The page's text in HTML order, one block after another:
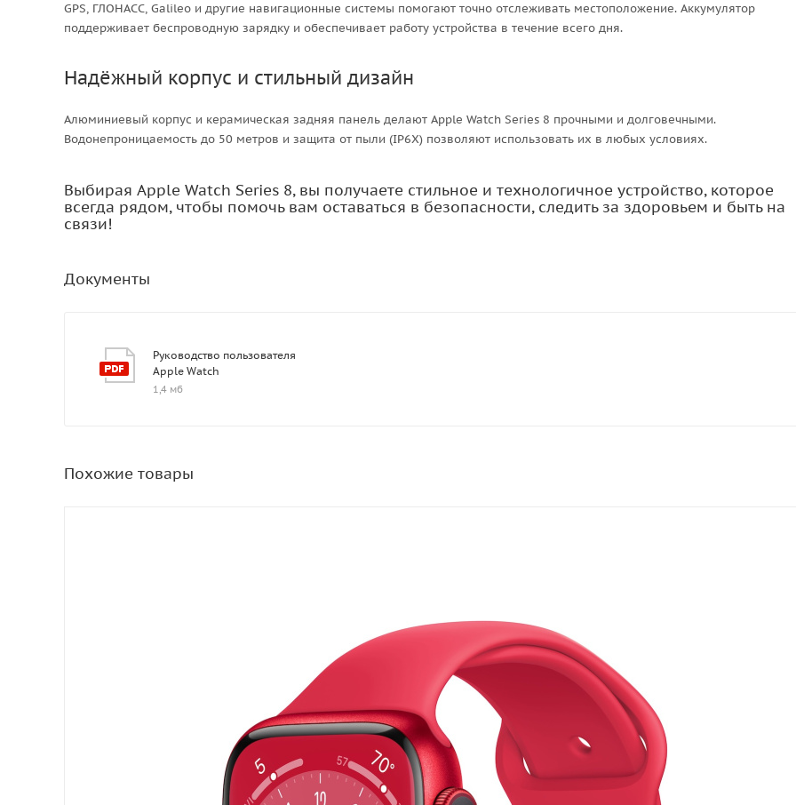
GPS, ГЛОНАСС, Galileo и другие навигационные системы помогают точно отслеживать местоположение. Аккумулятор
поддерживает беспроводную зарядку и обеспечивает работу устройства в течение всего дня.
Надёжный корпус и стильный дизайн
Алюминиевый корпус и керамическая задняя панель делают Apple Watch Series 8 прочными и долговечными.
Водонепроницаемость до 50 метров и защита от пыли (IP6X) позволяют использовать их в любых условиях.
Выбирая Apple Watch Series 8, вы получаете стильное и технологичное устройство, которое
всегда рядом, чтобы помочь вам оставаться в безопасности, следить за здоровьем и быть на
связи!
Документы
Руководство пользователя
Apple Watch
1,4 мб
Похожие товары